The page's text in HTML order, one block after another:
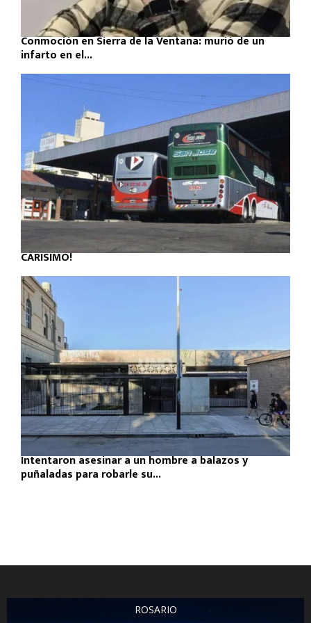
Conmoción en Sierra de la Ventana: murió de un
infarto en el...
CARÍSIMO!
Intentaron asesinar a un hombre a balazos y
puñaladas para robarle su...
ROSARIO